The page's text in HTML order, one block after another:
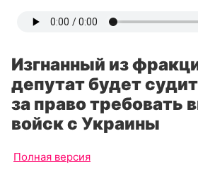
Изгнанный из
депутат будет
за право требовать
войск с Украины
Полная версия